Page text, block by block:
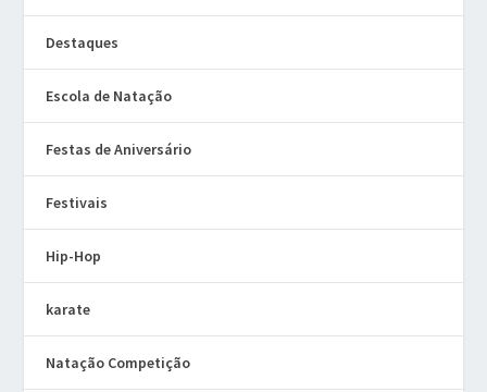
Destaques
Escola de Natação
Festas de Aniversário
Festivais
Hip-Hop
karate
Natação Competição